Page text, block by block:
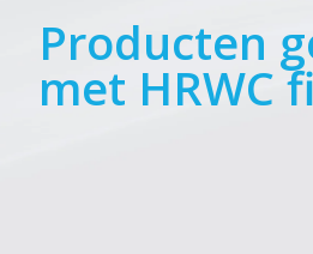
Producten
met HRWC